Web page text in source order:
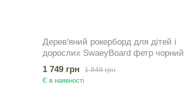
Дерев'яний рокерборд для дітей і
дорослих SwaeyBoard фетр чорний
класичний до 100 кг
1 849 грн
1 749 грн
Є в наявності